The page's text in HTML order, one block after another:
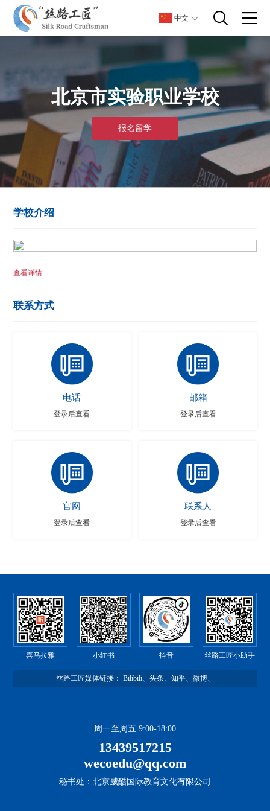
中文
北京市实验职业学校
报名留学
学校介绍
查看详情
联系方式
电话
登录后查看
邮箱
登录后查看
官网
登录后查看
联系人
登录后查看
喜马拉雅 小红书 抖音 丝路工匠小助手
丝路工匠媒体链接： Bilibili、 头条 知乎、 微博、
周一至周五 9:00-18:00
13439517215
wecoedu@qq.com
秘书处：北京威酷国际教育文化有限公司